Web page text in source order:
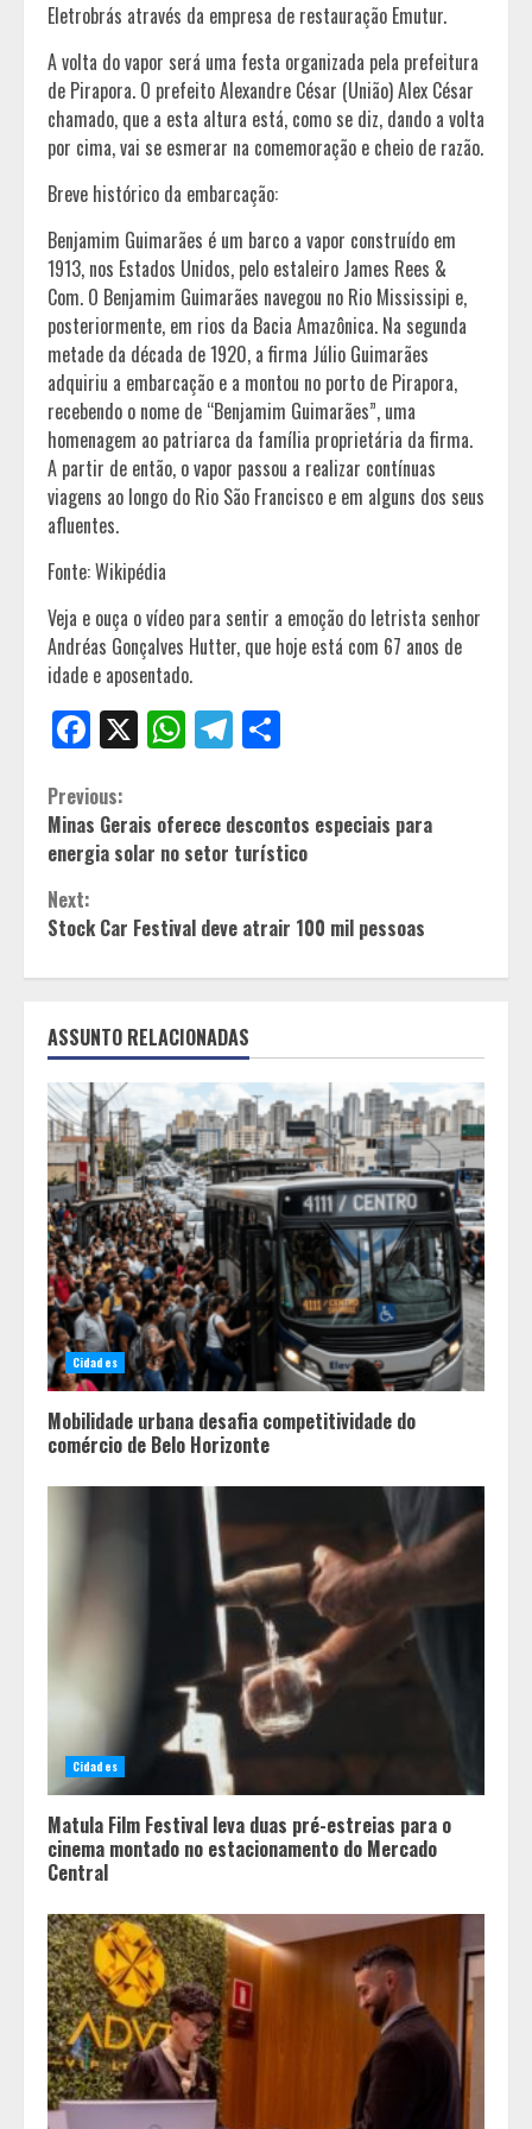
Eletrobrás através da empresa de restauração Emutur.
A volta do vapor será uma festa organizada pela prefeitura
de Pirapora. O prefeito Alexandre César (União) Alex César
chamado, que a esta altura está, como se diz, dando a volta
por cima, vai se esmerar na comemoração e cheio de razão.
Breve histórico da embarcação:
Benjamim Guimarães é um barco a vapor construído em
1913, nos Estados Unidos, pelo estaleiro James Rees &
Com. O Benjamim Guimarães navegou no Rio Mississipi e,
posteriormente, em rios da Bacia Amazônica. Na segunda
metade da década de 1920, a firma Júlio Guimarães
adquiriu a embarcação e a montou no porto de Pirapora,
recebendo o nome de “Benjamim Guimarães”, uma
homenagem ao patriarca da família proprietária da firma.
A partir de então, o vapor passou a realizar contínuas
viagens ao longo do Rio São Francisco e em alguns dos seus
afluentes.
Fonte: Wikipédia
Veja e ouça o vídeo para sentir a emoção do letrista senhor
Andréas Gonçalves Hutter, que hoje está com 67 anos de
idade e aposentado.
Facebook
X WhatsApp
Telegram
Continue
Reading
Previous:
Minas Gerais oferece descontos especiais para
energia solar no setor turístico
Next:
Stock Car Festival deve atrair 100 mil pessoas
ASSUNTO RELACIONADAS
Cidades
Mobilidade urbana desafia competitividade do
comércio de Belo Horizonte
Cidades
Matula Film Festival leva duas pré-estreias para o
cinema montado no estacionamento do Mercado
Central